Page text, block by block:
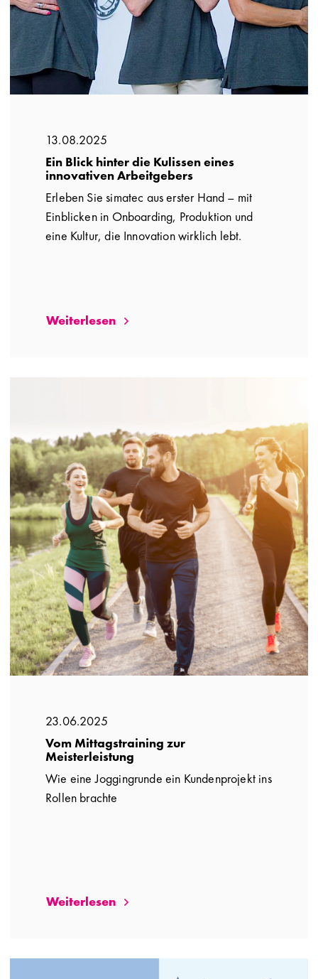
13.08.2025
Ein Blick hinter die Kulissen eines
innovativen Arbeitgebers
Erleben Sie simatec aus erster Hand – mit
Einblicken in Onboarding, Produktion und
eine Kultur, die Innovation wirklich lebt.
Weiterlesen
23.06.2025
Vom Mittagstraining zur
Meisterleistung
Wie eine Joggingrunde ein Kundenprojekt ins
Rollen brachte
Weiterlesen